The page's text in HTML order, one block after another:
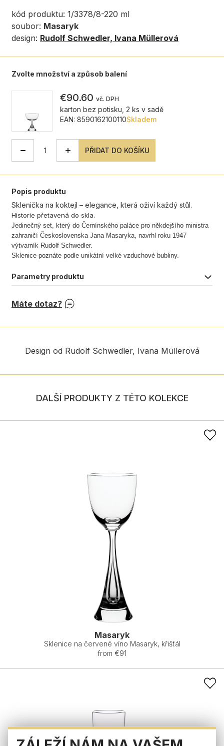
kód produktu: 1/3378/8-220 ml
soubor: Masaryk
design: Rudolf Schwedler, Ivana Müllerová
Zvolte množství a způsob balení
€90.60 vč. DPH
karton bez potisku, 2 ks v sadě
EAN: 8590162100110Skladem
PŘIDAT DO KOŠÍKU
Popis produktu
Sklenička na koktejl – elegance, která oživí každý stůl.
Historie přetavená do skla.
Jedinečný set, který do Černínského paláce pro někdejšího ministra
zahraničí Československa Jana Masaryka, navrhl roku 1947
výtvarník Rudolf Schwedler.
Sklenice poznáte podle unikátní velké vzduchové bubliny.
Parametry produktu
Máte dotaz?
Design od Rudolf Schwedler, Ivana Müllerová
DALŠÍ PRODUKTY Z TÉTO KOLEKCE
Masaryk
Sklenice na červené víno Masaryk, křišťál
from €91